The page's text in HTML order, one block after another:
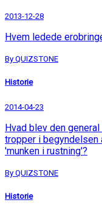
2013-12-28
Hvem ledede
By QUIZSTONE
Historie
2014-04-23
Hvad blev den
tropper i begyndelsen
'munken i rustning'?
By QUIZSTONE
Historie